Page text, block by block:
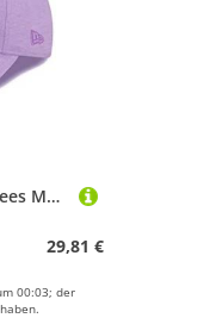
New Era New York Yankees MLB Jersey Lavender 9Forty Adjustable Women Cap - One-Size
29,81 €
00:03; der